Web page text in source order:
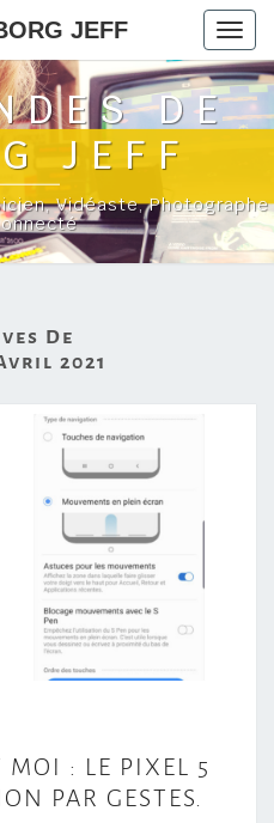
JEFF
DE
JEFF
Vidéaste, Photographe
De
2021
O
N
MOI : LE PIXEL 5
PAR GESTES.